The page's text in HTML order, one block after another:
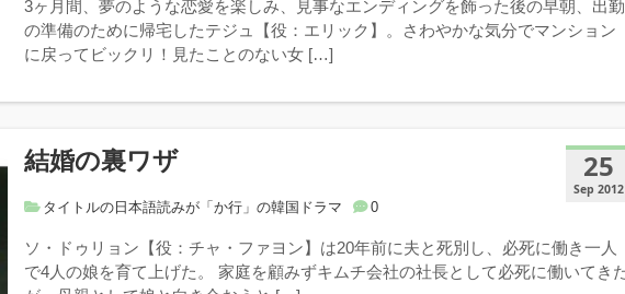
3ヶ月間、夢のような恋愛を楽しみ、見事なエンディングを飾った後の早朝、出勤
の準備のために帰宅したテジュ【役：エリック】。さわやかな気分でマンション
に戻ってビックリ！見たことのない女 […]
25
Sep 2012
結婚の裏ワザ
タイトルの日本語読みが「か行」の韓国ドラマ 0
ソ・ドゥリョン【役：チャ・ファヨン】は20年前に夫と死別し、必死に働き一人
で4人の娘を育て上げた。 家庭を顧みずキムチ会社の社長として必死に働いてき